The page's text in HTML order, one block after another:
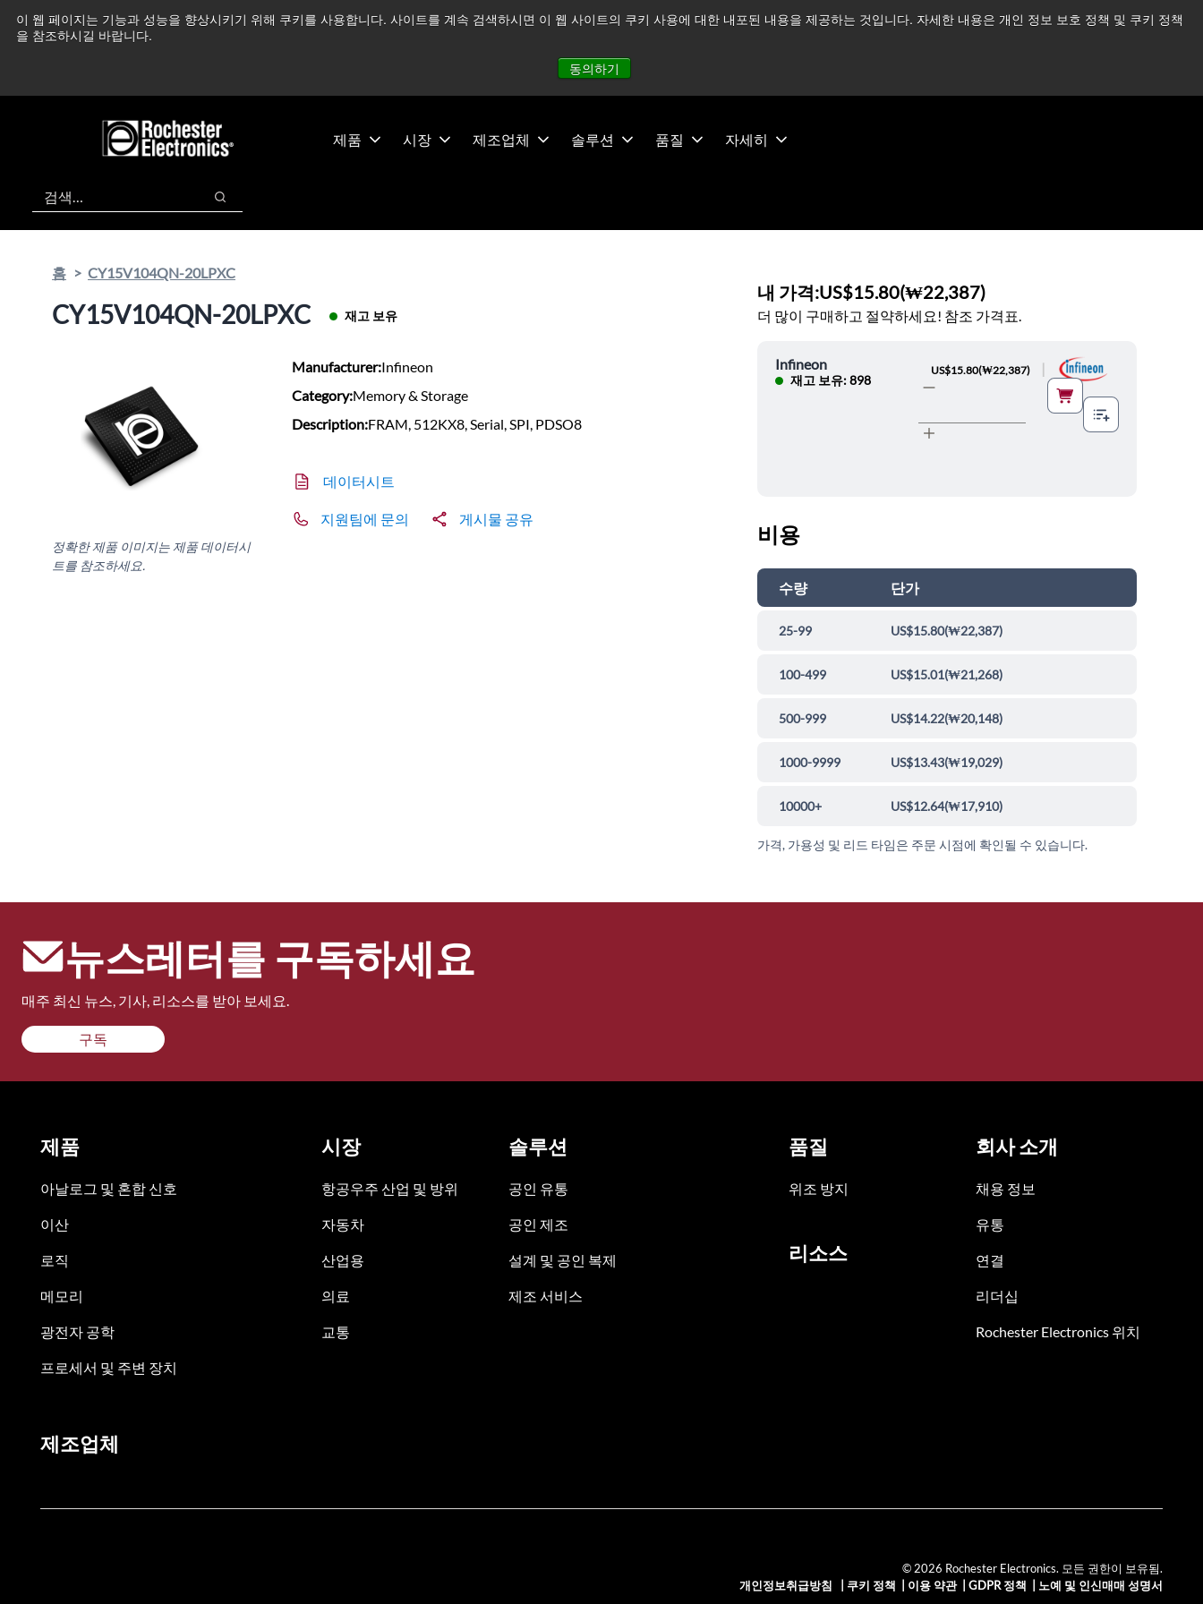
이 웹 페이지는 기능과 성능을 향상시키기 위해 쿠키를 사용합니다. 사이트를 계속 검색하시면 이 웹 사이트의 쿠키 사용에 대한 내포된 내용을 제공하는 것입니다. 자세한 내용은 개인 정보 보호 정책 및 쿠키 정책
을 참조하시길 바랍니다.
동의하기
츠
건
중동 지역 상황을 지속적으로 주시하고 있으며, 모든 서비스는 정상적으로 운영되고 있습니다. 더 읽어보기 →
제품 시장 제조업체 솔루션 품질 자세히
검색
검색
홈 CY15V104QN-20LPXC
CY15V104QN-20LPXC 재고 보유
정확한 제품 이미지는 제품 데이터시
트를 참조하세요.
Manufacturer:Infineon
Category:Memory & Storage
Description:FRAM, 512KX8, Serial, SPI, PDSO8
데이터시트
지원팀에 문의 게시물 공유
내 가격:US$15.80(₩22,387)
더 많이 구매하고 절약하세요! 참조 가격표.
Infineon
재고 보유: 898
US$15.80(₩22,387)
비용
수량 단가
25-99 US$15.80(₩22,387)
100-499 US$15.01(₩21,268)
500-999 US$14.22(₩20,148)
1000-9999 US$13.43(₩19,029)
10000+ US$12.64(₩17,910)
가격, 가용성 및 리드 타임은 주문 시점에 확인될 수 있습니다.
뉴스레터를 구독하세요
매주 최신 뉴스, 기사, 리소스를 받아 보세요.
구독
제품
아날로그 및 혼합 신호
이산
로직
메모리
광전자 공학
프로세서 및 주변 장치
시장
항공우주 산업 및 방위
자동차
산업용
의료
교통
솔루션
공인 유통
공인 제조
설계 및 공인 복제
제조 서비스
품질
위조 방지
리소스
회사 소개
채용 정보
유통
연결
리더십
Rochester Electronics 위치
제조업체
© 2026 Rochester Electronics. 모든 권한이 보유됨.
개인정보취급방침
쿠키 정책 이용 약관| GDPR 정책 노예 및 인신매매 성명서